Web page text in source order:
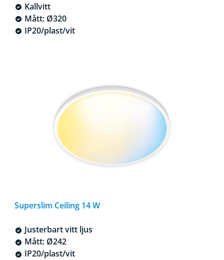
Kallvitt
Mått: Ø320
IP20/plast/vit
Superslim Ceiling 14 W
Justerbart vitt ljus
Mått: Ø242
IP20/plast/vit